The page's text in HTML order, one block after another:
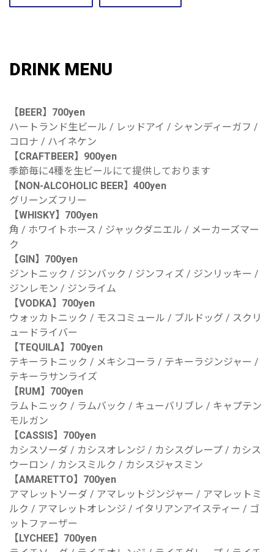
DRINK MENU
【BEER】700yen
ハートランド生ビール / レッドアイ / シャンディーガフ /
コロナ / ハイネケン
【CRAFTBEER】900yen
季節毎に4種を生ビールにて提供しております
【NON-ALCOHOLIC BEER】400yen
グリーンズフリー
【WHISKY】700yen
角 / ホワイトホース / ジャックダニエル / メーカーズマー
ク
【GIN】700yen
ジントニック / ジンバック / ジンフィズ / ジンリッキー /
ジンレモン / ジンライム
【VODKA】700yen
ウォッカトニック / モスコミュール / ブルドッグ / スクリ
ュードライバー
【TEQUILA】700yen
テキーラトニック / メキシコーラ / テキーラジンジャー /
テキーラサンライズ
【RUM】700yen
ラムトニック / ラムバック / キューバリブレ / キャプテン
モルガン
【CASSIS】700yen
カシスソーダ / カシスオレンジ / カシスグレープ / カシス
ウーロン / カシスミルク / カシスジャスミン
【AMARETTO】700yen
アマレットソーダ / アマレットジンジャー / アマレットミ
ルク / アマレットオレンジ / イタリアンアイスティー / ゴ
ットファーザー
【LYCHEE】700yen